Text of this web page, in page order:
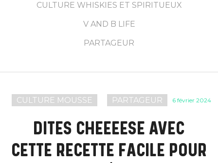
CULTURE WHISKIES ET SPIRITUEUX
V AND B LIFE
PARTAGEUR
CULTURE MOUSSE PARTAGEUR 6 février 2024
DITES CHEEEESE AVEC
CETTE RECETTE FACILE POUR